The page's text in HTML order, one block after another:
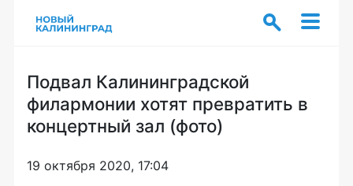
Подвал Калининградской
филармонии хотят превратить в
концертный зал (фото)
19 октября 2020, 17:04